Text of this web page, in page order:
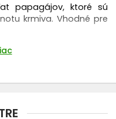
papagájov, ktoré sú
krmiva. Vhodné pre